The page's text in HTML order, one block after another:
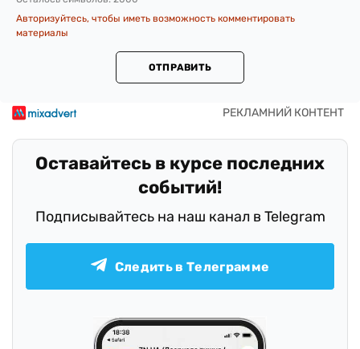
Авторизуйтесь, чтобы иметь возможность комментировать
материалы
ОТПРАВИТЬ
Оставайтесь в курсе последних
событий!
Подписывайтесь на наш канал в Telegram
Следить в Телеграмме